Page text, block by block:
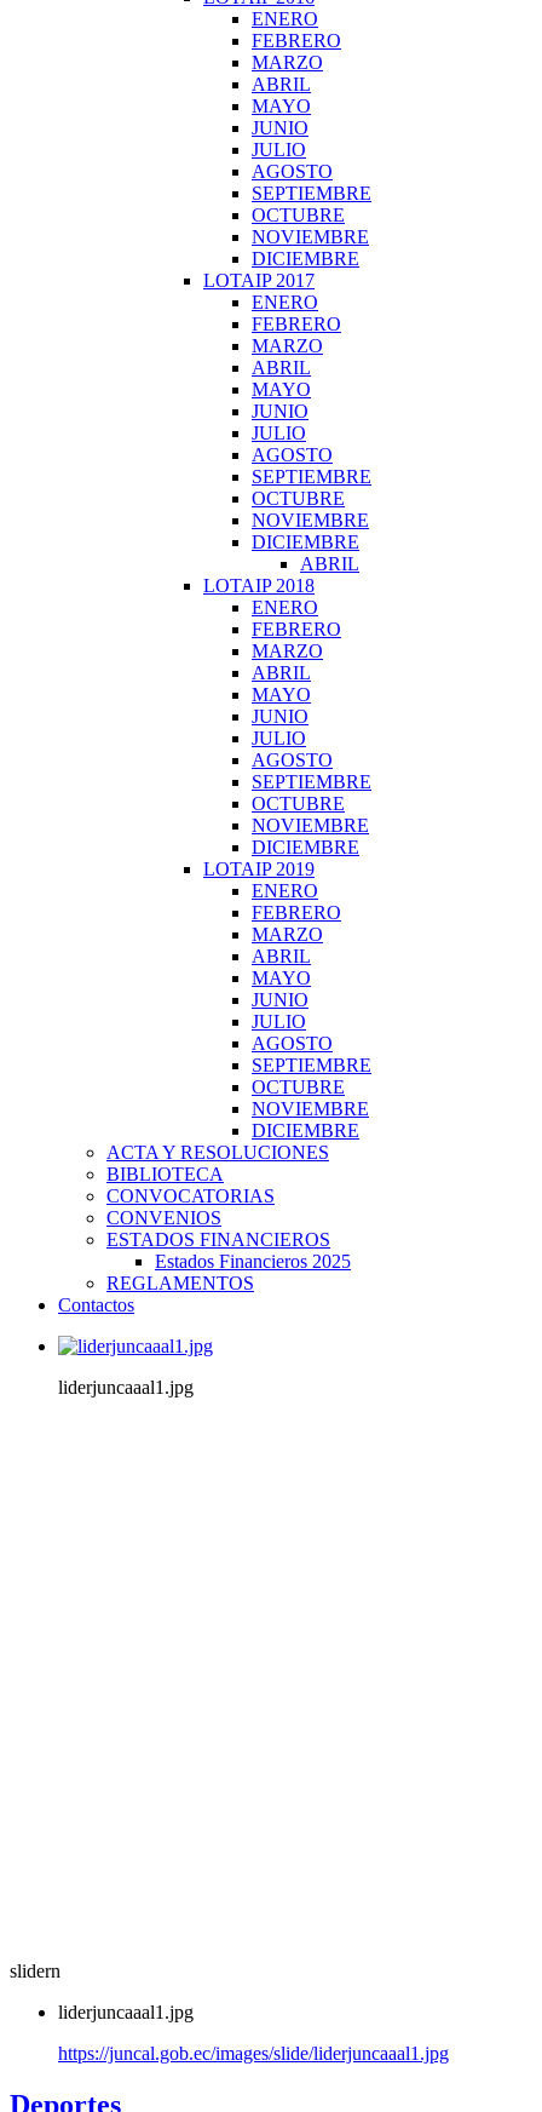
ENERO
FEBRERO
MARZO
ABRIL
MAYO
JUNIO
JULIO
AGOSTO
SEPTIEMBRE
OCTUBRE
NOVIEMBRE
DICIEMBRE
LOTAIP 2017
ENERO
FEBRERO
MARZO
ABRIL
MAYO
JUNIO
JULIO
AGOSTO
SEPTIEMBRE
OCTUBRE
NOVIEMBRE
DICIEMBRE
ABRIL
LOTAIP 2018
ENERO
FEBRERO
MARZO
ABRIL
MAYO
JUNIO
JULIO
AGOSTO
SEPTIEMBRE
OCTUBRE
NOVIEMBRE
DICIEMBRE
LOTAIP 2019
ENERO
FEBRERO
MARZO
ABRIL
MAYO
JUNIO
JULIO
AGOSTO
SEPTIEMBRE
OCTUBRE
NOVIEMBRE
DICIEMBRE
ACTA Y RESOLUCIONES
BIBLIOTECA
CONVOCATORIAS
CONVENIOS
ESTADOS FINANCIEROS
Estados Financieros 2025
REGLAMENTOS
Contactos
liderjuncaaal1.jpg
slidern
liderjuncaaal1.jpg
https://juncal.gob.ec/images/slide/liderjuncaaal1.jpg
Deportes